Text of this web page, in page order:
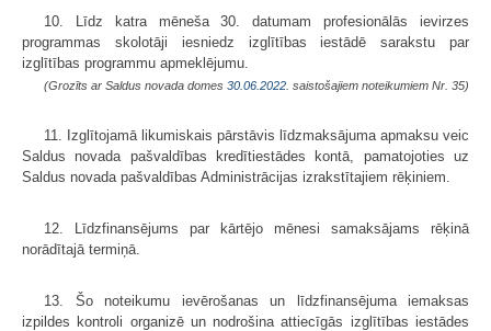
10. Līdz katra mēneša 30. datumam profesionālās ievirzes
programmas skolotāji iesniedz izglītības iestādē sarakstu par
izglītības programmu apmeklējumu.
(Grozīts ar Saldus novada domes 30.06.2022. saistošajiem noteikumiem Nr. 35)
11. Izglītojamā likumiskais pārstāvis līdzmaksājuma apmaksu veic
Saldus novada pašvaldības kredītiestādes kontā, pamatojoties uz
Saldus novada pašvaldības Administrācijas izrakstītajiem rēķiniem.
12. Līdzfinansējums par kārtējo mēnesi samaksājams rēķinā
norādītajā termiņā.
13. Šo noteikumu ievērošanas un līdzfinansējuma iemaksas
izpildes kontroli organizē un nodrošina attiecīgās izglītības iestādes